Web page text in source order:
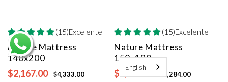
(15)Excelente
Nature Mattress
140x200
$2,167.00 $4,333.00
(15)Excelente
Nature Mattress
150x190
$2,149.00 $4,284.00
English